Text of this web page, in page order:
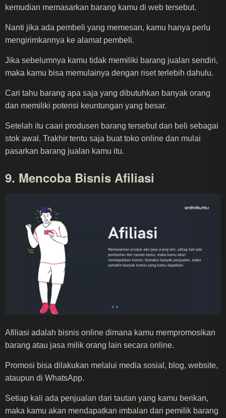
kemudian memasarkan barang kamu di web tersebut.
Nanti jika ada pembeli yang memesan, kamu hanya perlu
mengirimkannya ke alamat pembeli.
Jika sebelumnya kamu tidak memiliki barang jualan sendiri,
maka kamu bisa memulainya dengan riset terlebih dahulu.
Cari tahu barang apa saja yang dibutuhkan banyak orang
dan memiliki potensi keuntungan yang besar.
Setelah itu caari produsen barang tersebut dan beli sebagai
stok awal. Trakhir tentu saja buat toko online dan mulai
pasarkan barang jualan kamu itu.
9. Mencoba Bisnis Afiliasi
Afiliasi adalah bisnis online dimana kamu mempromosikan
barang atau jasa milik orang lain secara online.
Promosi bisa dilakukan melalui media sosial, blog, website,
ataupun di WhatsApp.
Setiap kali ada penjualan dari tautan yang kamu berikan,
maka kamu akan mendapatkan imbalan dari pemilik barang